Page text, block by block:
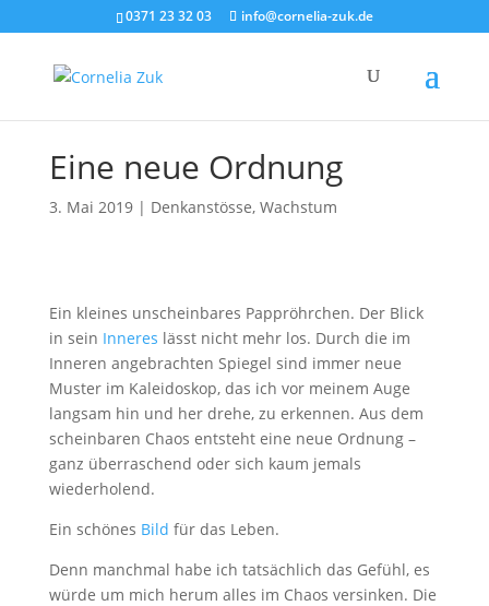
0371 23 32 03 info@cornelia-zuk.de
Eine neue Ordnung
3. Mai 2019| Denkanstösse, Wachstum
Ein kleines unscheinbares Pappröhrchen. Der Blick
in sein Inneres lässt nicht mehr los. Durch die im
Inneren angebrachten Spiegel sind immer neue
Muster im Kaleidoskop, das ich vor meinem Auge
langsam hin und her drehe, zu erkennen. Aus dem
scheinbaren Chaos entsteht eine neue Ordnung –
ganz überraschend oder sich kaum jemals
wiederholend.
Ein schönes Bild für das Leben.
Denn manchmal habe ich tatsächlich das Gefühl, es
würde um mich herum alles im Chaos versinken. Die